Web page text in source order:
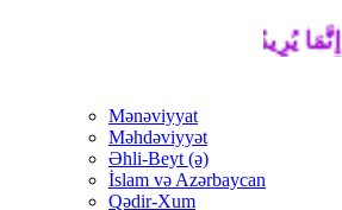
إِنَّمَا يُرِيدُ اللَّهُ لِيُذْهِبَ عَنْكُمُ
Mənəviyyat
Məhdəviyyət
Əhli-Beyt (ə)
İslam və Azərbaycan
Qədir-Xum